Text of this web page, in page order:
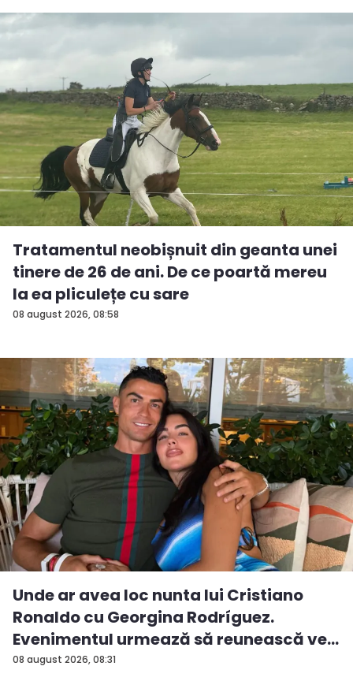
08 august 2026, 08:58
Tratamentul neobișnuit din geanta unei
tinere de 26 de ani. De ce poartă mereu
la ea pliculețe cu sare
08 august 2026, 08:31
Unde ar avea loc nunta lui Cristiano
Ronaldo cu Georgina Rodríguez.
Evenimentul urmează să reunească ve...